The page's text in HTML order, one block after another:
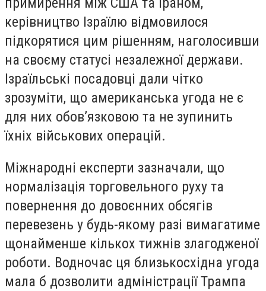
керівництво Ізраїлю відмовилося
підкорятися цим рішенням, наголосивши
на своєму статусі незалежної держави.
Ізраїльські посадовці дали чітко
зрозуміти, що американська угода не є
для них обов’язковою та не зупинить
їхніх військових операцій.
Міжнародні експерти зазначали, що
нормалізація торговельного руху та
повернення до довоєнних обсягів
перевезень у будь-якому разі вимагатиме
щонайменше кількох тижнів злагодженої
роботи. Водночас ця близькосхідна угода
мала б дозволити адміністрації Трампа